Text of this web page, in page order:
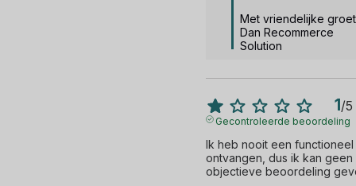
Met vriendelijke
Dan Recommerce
Solution
1/5
Gecontroleerde beoordeling
Ik heb nooit een
ontvangen, dus ik kan geen
objectieve beoordeling